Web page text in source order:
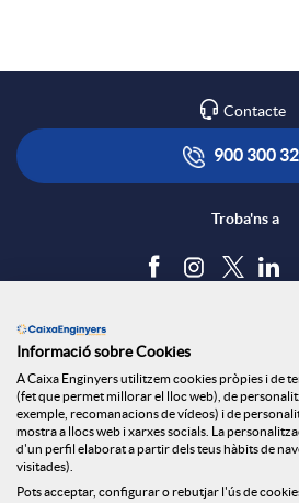
x
S
o
i
c
i
ó
a
l
Contacte
900 300
Troba'ns a
Política de
Avís legal
Seguretat
Canal
Informació sobre Cookies
A Caixa Enginyers utilitzem cookies pròpies i de
(fet que permet millorar el lloc web), de
exemple, recomanacions de vídeos) i de
mostra a llocs web i xarxes socials. La
d'un perfil elaborat a partir dels teus hàbits de
visitades).
Pots acceptar, configurar o rebutjar l'ús de